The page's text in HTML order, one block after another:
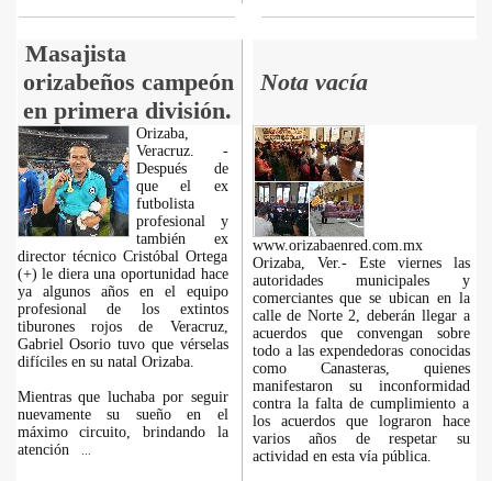
Masajista
orizabeños campeón
en primera división.
Nota vacía
Orizaba,
Veracruz. -
Después de
que el ex
futbolista
profesional y
también ex
director técnico Cristóbal Ortega
(+) le diera una oportunidad hace
ya algunos años en el equipo
profesional de los extintos
tiburones rojos de Veracruz,
Gabriel Osorio tuvo que vérselas
difíciles en su natal Orizaba.
Mientras que luchaba por seguir
nuevamente su sueño en el
máximo circuito, brindando la
atención
www.orizabaenred.com.mx
Orizaba, Ver.- Este viernes las
autoridades municipales y
comerciantes que se ubican en la
calle de Norte 2, deberán llegar a
acuerdos que convengan sobre
todo a las expendedoras conocidas
como Canasteras, quienes
manifestaron su inconformidad
contra la falta de cumplimiento a
los acuerdos que lograron hace
varios años de respetar su
actividad en esta vía pública.